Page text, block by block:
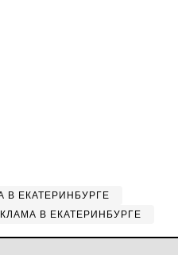
В ЕКАТЕРИНБУРГЕ
В ЕКАТЕРИНБУРГЕ